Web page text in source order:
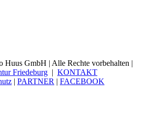
Huus GmbH | Alle Rechte vorbehalten |
Friedeburg | KONTAKT
| PARTNER | FACEBOOK